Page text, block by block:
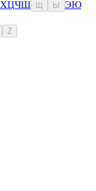
ХЦЧШ Ы ЭЮ
Z